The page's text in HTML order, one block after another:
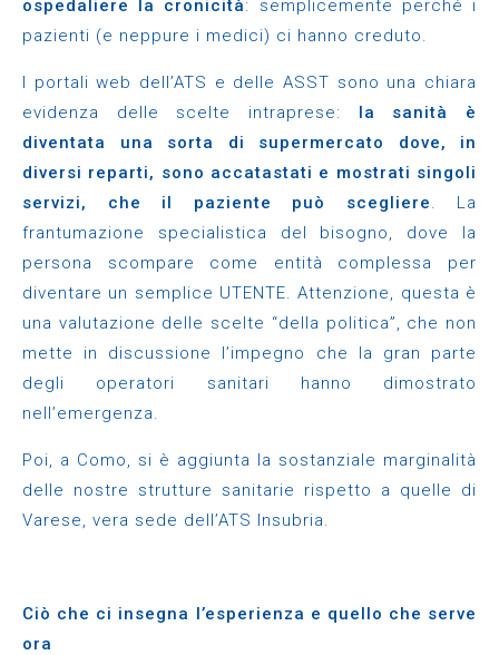
ospedaliere la cronicità: semplicemente perché i
pazienti (e neppure i medici) ci hanno creduto.
I portali web dell’ATS e delle ASST sono una chiara
evidenza delle scelte intraprese: la sanità è
diventata una sorta di supermercato dove, in
diversi reparti, sono accatastati e mostrati singoli
servizi, che il paziente può scegliere. La
frantumazione specialistica del bisogno, dove la
persona scompare come entità complessa per
diventare un semplice UTENTE. Attenzione, questa è
una valutazione delle scelte “della politica”, che non
mette in discussione l’impegno che la gran parte
degli operatori sanitari hanno dimostrato
nell’emergenza.
Poi, a Como, si è aggiunta la sostanziale marginalità
delle nostre strutture sanitarie rispetto a quelle di
Varese, vera sede dell’ATS Insubria.
Ciò che ci insegna l’esperienza e quello che serve
ora